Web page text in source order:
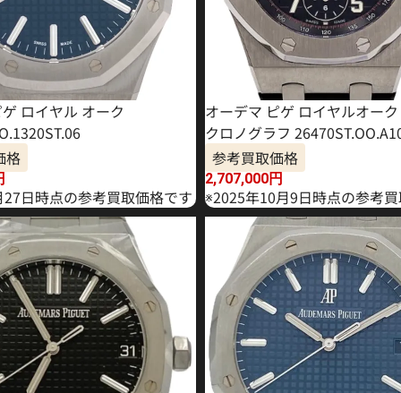
ロイヤル オーク
格
日時点の参考買取価格です
オーデマ ピゲ ロイヤルオー
クロノグラフ
参考買取価格
2,707,000円
※2025年10月9日時点の参考